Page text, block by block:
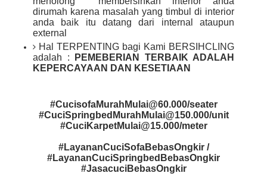
dirumah karena masalah yang timbul di interior
anda baik itu datang dari internal ataupun
external
Hal TERPENTING bagi Kami BERSIHCLING
adalah :
PEMEBERIAN TERBAIK ADALAH
KEPERCAYAAN DAN KESETIAAN
#CucisofaMurahMulai@60.000/seater
#CuciSpringbedMurahMulai@150.000/unit
#CuciKarpetMulai@15.000/meter
#LayananCuciSofaBebasOngkir /
#LayananCuciSpringbedBebasOngkir
#JasacuciBebasOngkir